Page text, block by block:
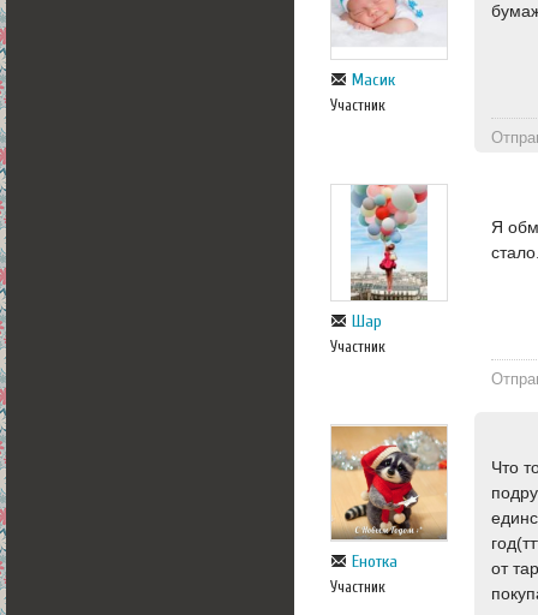
Масик
Участник
Шар
Участник
Я
Енотка
Участник
Что
от